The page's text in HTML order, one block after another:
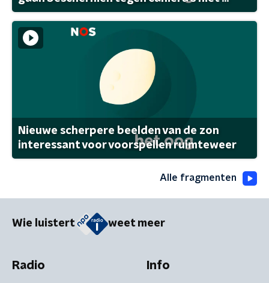
Nieuwe scherpere beelden van de zon
interessant voor voorspellen ruimteweer
Alle fragmenten
Wie luistert weet meer
Radio Info